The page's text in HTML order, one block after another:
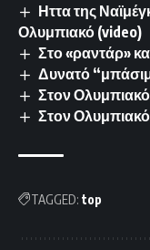
Ηττα της
Ολυμπιακό (video)
Στο «ραντάρ»
Δυνατό
Στον Ολυμπιακό
Στον
TAGGED: top